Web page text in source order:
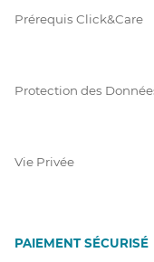
Prérequis Click&Care
Protection des
Vie Privée
PAIEMENT SÉCURISÉ